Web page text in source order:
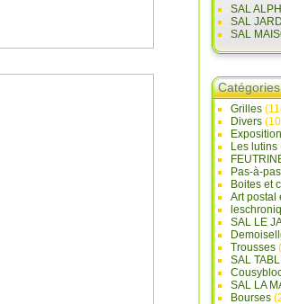
SAL
SAL
SAL
Catégories
Grilles
Divers
Les lutins
Pas-à-pas
Boites et
Art postal
SAL LE
Trousses
SAL
SAL LA
Bourses